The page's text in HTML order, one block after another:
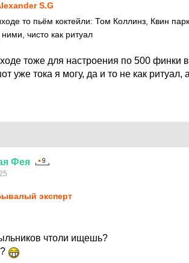
S.G
то пьём коктейли: Том Коллинз, Квин
чисто как ритуал
тоже для настроения по 500 финки
уже тока я могу, да и то не как ритуал,
Фея
эксперт
чтоли ищешь?